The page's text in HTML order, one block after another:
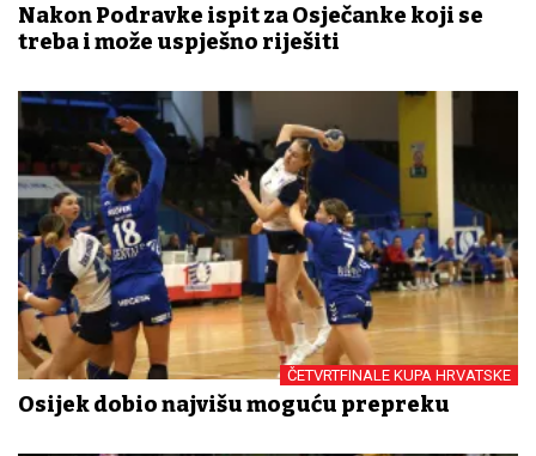
Nakon Podravke ispit za Osječanke koji se
treba i može uspješno riješiti
ČETVRTFINALE KUPA HRVATSKE
Osijek dobio najvišu moguću prepreku